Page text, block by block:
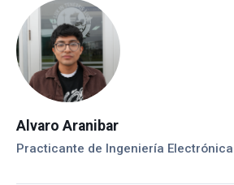
Alvaro Aranibar
Practicante de Ingeniería Electrónica